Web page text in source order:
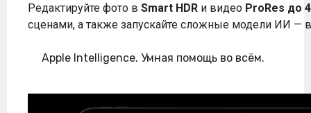
Редактируйте фото в Smart HDR и видео ProRes до
сценами, а также запускайте сложные модели ИИ —
Apple Intelligence. Умная помощь во всём.